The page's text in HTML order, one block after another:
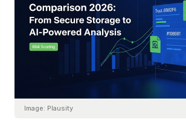
Image: Plausity